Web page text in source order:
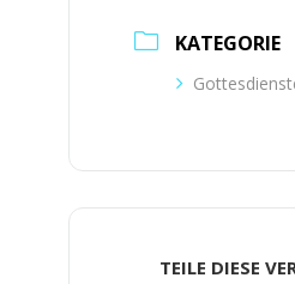
KATEGORIE
TEILE DIESE